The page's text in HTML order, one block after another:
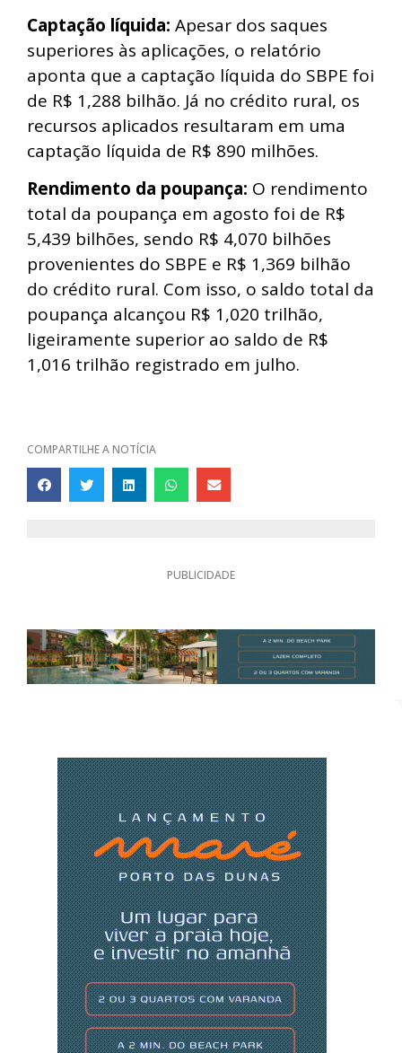
Captação líquida: Apesar dos saques
superiores às aplicações, o relatório
aponta que a captação líquida do SBPE foi
de R$ 1,288 bilhão. Já no crédito rural, os
recursos aplicados resultaram em uma
captação líquida de R$ 890 milhões.
Rendimento da poupança: O rendimento
total da poupança em agosto foi de R$
5,439 bilhões, sendo R$ 4,070 bilhões
provenientes do SBPE e R$ 1,369 bilhão
do crédito rural. Com isso, o saldo total da
poupança alcançou R$ 1,020 trilhão,
ligeiramente superior ao saldo de R$
1,016 trilhão registrado em julho.
COMPARTILHE A NOTÍCIA
PUBLICIDADE